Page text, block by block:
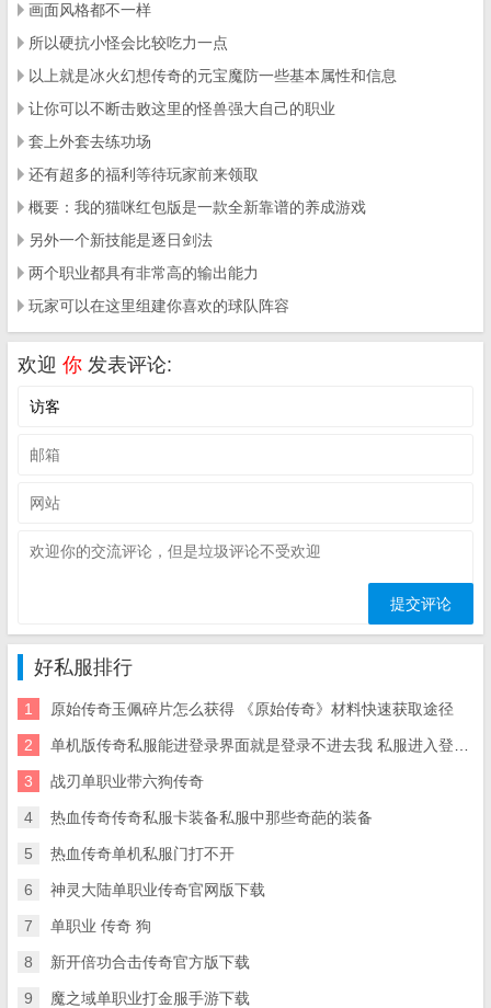
画面风格都不一样
所以硬抗小怪会比较吃力一点
以上就是冰火幻想传奇的元宝魔防一些基本属性和信息
让你可以不断击败这里的怪兽强大自己的职业
套上外套去练功场
还有超多的福利等待玩家前来领取
概要：我的猫咪红包版是一款全新靠谱的养成游戏
另外一个新技能是逐日剑法
两个职业都具有非常高的输出能力
玩家可以在这里组建你喜欢的球队阵容
欢迎 你 发表评论:
好私服排行
1 原始传奇玉佩碎片怎么获得 《原始传奇》材料快速获取途径
2 单机版传奇私服能进登录界面就是登录不进去我 私服进入登陆界面后就是登陆不了···
3 战刃单职业带六狗传奇
4 热血传奇传奇私服卡装备私服中那些奇葩的装备
5 热血传奇单机私服门打不开
6 神灵大陆单职业传奇官网版下载
7 单职业 传奇 狗
8 新开倍功合击传奇官方版下载
9 魔之域单职业打金服手游下载